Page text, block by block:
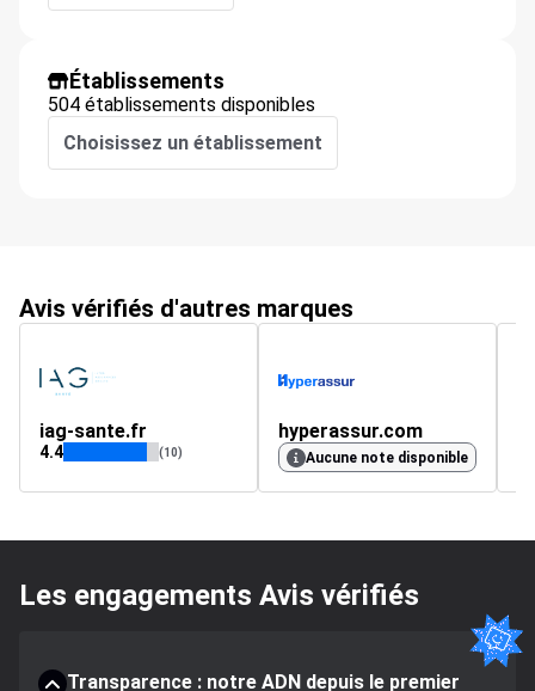
Établissements
504 établissements disponibles
Choisissez un établissement
Avis vérifiés d'autres marques
iag-sante.fr
4.4 (10)
hyperassur.com
Aucune note disponible
Les engagements Avis vérifiés
Transparence : notre ADN depuis le premier